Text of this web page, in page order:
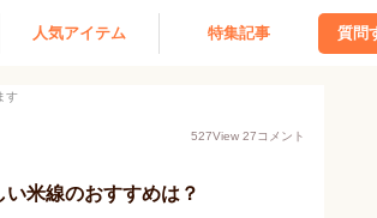
人気アイテム 特集記事 質問
す
527View 27コメント
米線のおすすめは？